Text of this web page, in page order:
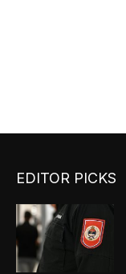
EDITOR PICKS